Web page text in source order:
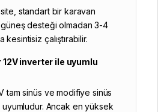
standart bir karavan
güneş desteği olmadan 3-4
kesintisiz çalıştırabilir.
12V inverter ile uyumlu
tam sinüs ve modifiye sinüs
Ancak en yüksek